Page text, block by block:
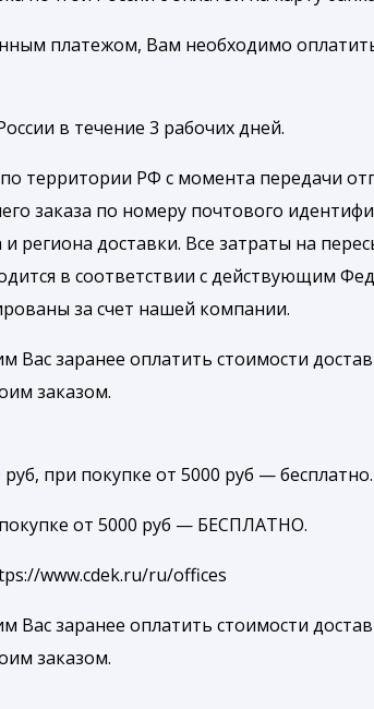
платежом, Вам необходимо
в течение 3 рабочих дней.
территории РФ с момента передачи
заказа по номеру почтового
региона доставки. Все затраты на
в соответствии с действующим
за счет нашей компании.
заранее оплатить стоимости
заказом.
при покупке от 5000 руб — бесплатно.
от 5000 руб — БЕСПЛАТНО.
www.cdek.ru/ru/offices
заранее оплатить стоимости
заказом.